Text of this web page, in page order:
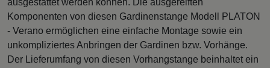
ausgestattet werden können. Die ausgereiften
Komponenten von diesen Gardinenstange Modell PLATON
- Verano ermöglichen eine einfache Montage sowie ein
unkompliziertes Anbringen der Gardinen bzw. Vorhänge.
Der Lieferumfang von diesen Vorhangstange beinhaltet ein